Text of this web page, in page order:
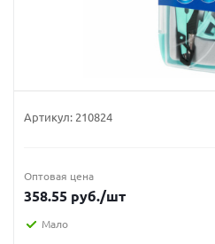
Артикул: 210824
Оптовая цена
358.55 руб./шт
Мало